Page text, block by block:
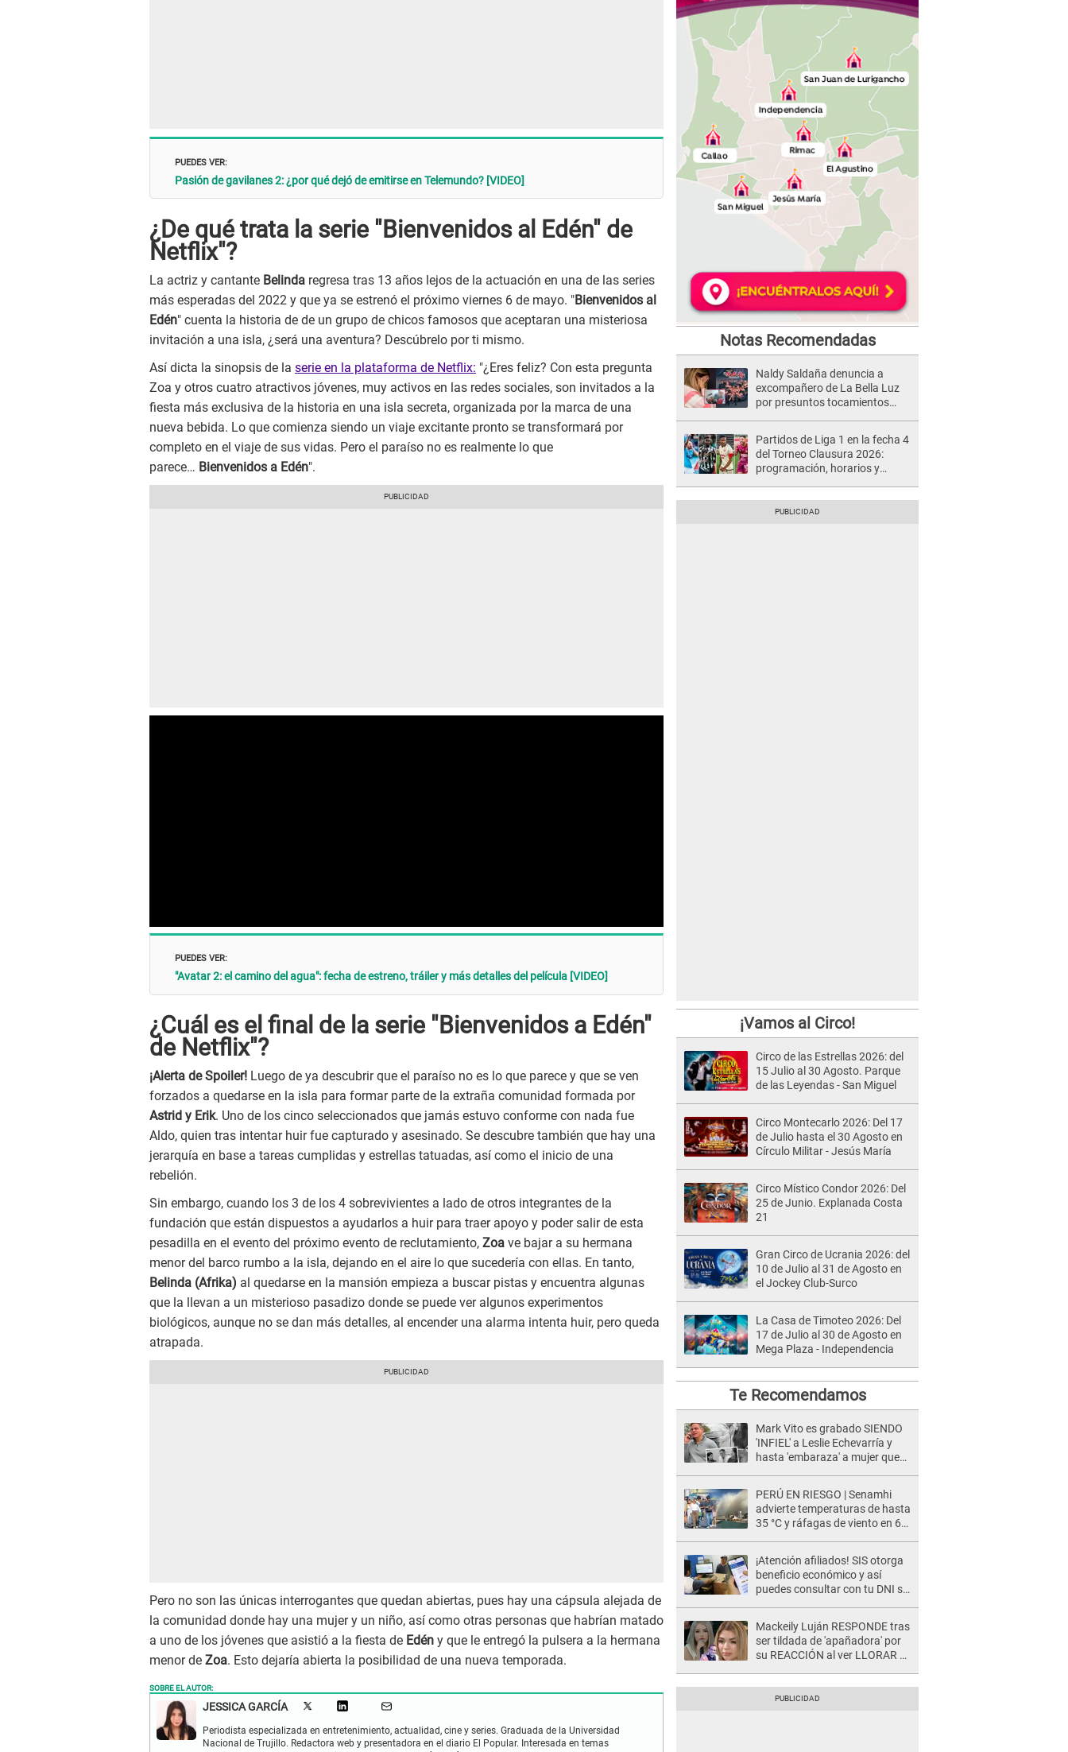
PUEDES VER:
Pasión de gavilanes 2: ¿por qué dejó de emitirse en Telemundo? [VIDEO]
¿De qué trata la serie "Bienvenidos al Edén" de
Netflix"?
La actriz y cantante Belinda regresa tras 13 años lejos de la actuación en una de las series
más esperadas del 2022 y que ya se estrenó el próximo viernes 6 de mayo. "Bienvenidos al
Edén" cuenta la historia de de un grupo de chicos famosos que aceptaran una misteriosa
invitación a una isla, ¿será una aventura? Descúbrelo por ti mismo.
Así dicta la sinopsis de la serie en la plataforma de Netflix: "¿Eres feliz? Con esta pregunta
Zoa y otros cuatro atractivos jóvenes, muy activos en las redes sociales, son invitados a la
fiesta más exclusiva de la historia en una isla secreta, organizada por la marca de una
nueva bebida. Lo que comienza siendo un viaje excitante pronto se transformará por
completo en el viaje de sus vidas. Pero el paraíso no es realmente lo que
parece… Bienvenidos a Edén".
PUEDES VER:
"Avatar 2: el camino del agua": fecha de estreno, tráiler y más detalles del película [VIDEO]
¿Cuál es el final de la serie "Bienvenidos a Edén"
de Netflix"?
¡Alerta de Spoiler! Luego de ya descubrir que el paraíso no es lo que parece y que se ven
forzados a quedarse en la isla para formar parte de la extraña comunidad formada por
Astrid y Erik. Uno de los cinco seleccionados que jamás estuvo conforme con nada fue
Aldo, quien tras intentar huir fue capturado y asesinado. Se descubre también que hay una
jerarquía en base a tareas cumplidas y estrellas tatuadas, así como el inicio de una
rebelión.
Sin embargo, cuando los 3 de los 4 sobrevivientes a lado de otros integrantes de la
fundación que están dispuestos a ayudarlos a huir para traer apoyo y poder salir de esta
pesadilla en el evento del próximo evento de reclutamiento, Zoa ve bajar a su hermana
menor del barco rumbo a la isla, dejando en el aire lo que sucedería con ellas. En tanto,
Belinda (Afrika) al quedarse en la mansión empieza a buscar pistas y encuentra algunas
que la llevan a un misterioso pasadizo donde se puede ver algunos experimentos
biológicos, aunque no se dan más detalles, al encender una alarma intenta huir, pero queda
atrapada.
Pero no son las únicas interrogantes que quedan abiertas, pues hay una cápsula alejada de
la comunidad donde hay una mujer y un niño, así como otras personas que habrían matado
a uno de los jóvenes que asistió a la fiesta de Edén y que le entregó la pulsera a la hermana
menor de Zoa. Esto dejaría abierta la posibilidad de una nueva temporada.
SOBRE EL AUTOR:
JESSICA GARCÍA
Periodista especializada en entretenimiento, actualidad, cine y series. Graduada de la Universidad
Nacional de Trujillo. Redactora web y presentadora en el diario El Popular. Interesada en temas
Notas Recomendadas
Naldy Saldaña denuncia a
excompañero de La Bella Luz
por presuntos tocamientos
Partidos de Liga 1 en la fecha 4
del Torneo Clausura 2026:
programación, horarios y
¡Vamos al Circo!
Circo de las Estrellas 2026: del
15 Julio al 30 Agosto. Parque
de las Leyendas - San Miguel
Circo Montecarlo 2026: Del 17
de Julio hasta el 30 Agosto en
Círculo Militar - Jesús María
Circo Místico Condor 2026: Del
25 de Junio. Explanada Costa
21
Gran Circo de Ucrania 2026: del
10 de Julio al 31 de Agosto en
el Jockey Club-Surco
La Casa de Timoteo 2026: Del
17 de Julio al 30 de Agosto en
Mega Plaza - Independencia
Te Recomendamos
Mark Vito es grabado SIENDO
'INFIEL' a Leslie Echevarría y
hasta 'embaraza' a mujer que
desgraciado! "
PERÚ EN RIESGO | Senamhi
advierte temperaturas de hasta
35 °C y ráfagas de viento en 6
¡Atención afiliados! SIS otorga
beneficio económico y así
puedes consultar con tu DNI si
Mackeily Luján RESPONDE tras
ser tildada de 'apañadora' por
su REACCIÓN al ver LLORAR a